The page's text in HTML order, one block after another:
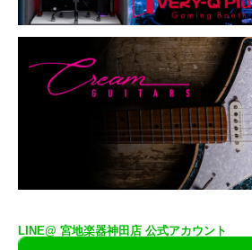
LINE@ 宮地楽器神田店 公式アカウント